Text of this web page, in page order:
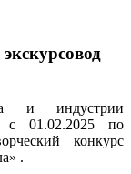
и индустрии
с 01.02.2025 по
конкурс
.